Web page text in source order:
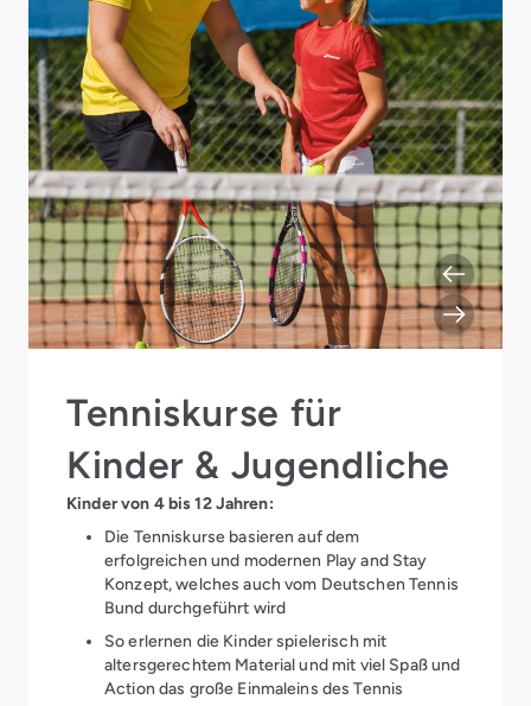
Tenniskurse für
Kinder & Jugendliche
Kinder von 4 bis 12 Jahren:
Die Tenniskurse basieren auf dem
erfolgreichen und modernen Play and Stay
Konzept, welches auch vom Deutschen Tennis
Bund durchgeführt wird
So erlernen die Kinder spielerisch mit
altersgerechtem Material und mit viel Spaß und
Action das große Einmaleins des Tennis